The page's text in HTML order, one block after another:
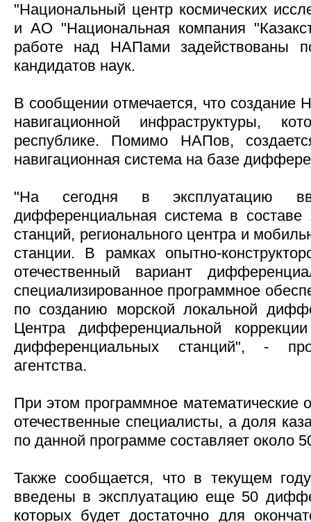
"Национальный центр космических
и АО "Национальная компания
работе над НАПами задействованы
кандидатов наук.
В сообщении отмечается, что создание
навигационной инфраструктуры,
республике. Помимо НАПов,
навигационная система на базе
"На сегодня в эксплуатацию
дифференциальная система в
станций, регионального центра и
станции. В рамках опытно-
отечественный вариант
специализированное программное
по созданию морской локальной
Центра дифференциальной
дифференциальных станций", -
агентства.
При этом программное математические
отечественные специалисты, а доля
по данной программе составляет около
Также сообщается, что в текущем
введены в эксплуатацию еще 50
которых будет достаточно для